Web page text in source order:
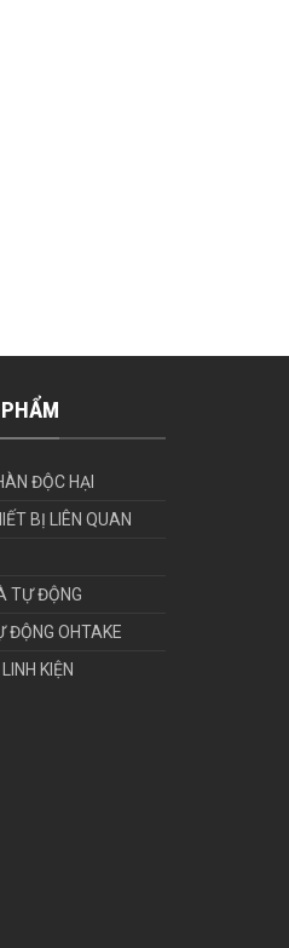
ĐỘC HẠI
BỊ LIÊN QUAN
TỰ ĐỘNG
ĐỘNG OHTAKE
KIỆN